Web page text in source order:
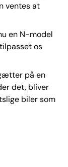
ventes at
en N-model
os
på en
det, bliver
biler som